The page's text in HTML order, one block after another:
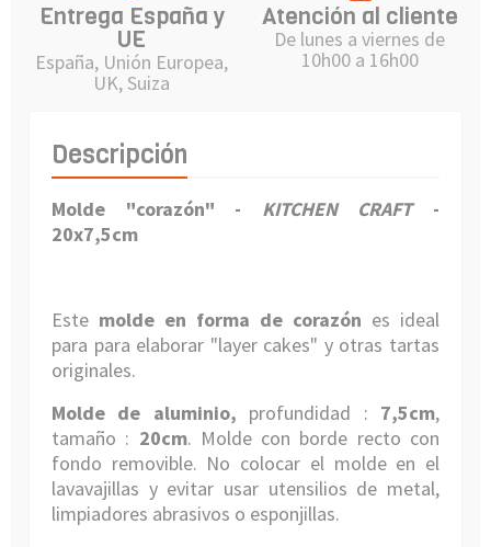
Entrega España y
UE
España, Unión Europea,
UK, Suiza
Atención al cliente
De lunes a viernes de
10h00 a 16h00
Descripción
Molde "corazón" - KITCHEN CRAFT-
20x7,5cm
Este molde en forma de corazón es ideal
para para elaborar "layer cakes" y otras tartas
originales.
Molde de aluminio, profundidad : 7,5cm,
tamaño : 20cm. Molde con borde recto con
fondo removible. No colocar el molde en el
lavavajillas y evitar usar utensilios de metal,
limpiadores abrasivos o esponjillas.